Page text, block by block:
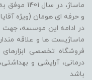
ماساژ، در
و حرفه ای هومان (ویژه
در ادامه این موسسه، جهت
ماساژیست ها و علاقه
فروشگاه تخصصی
درمانی، آرایشی و
باشد